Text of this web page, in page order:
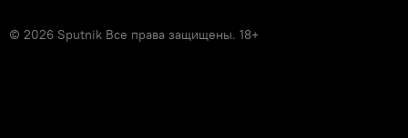
© 2026 Sputnik Все права защищены. 18+